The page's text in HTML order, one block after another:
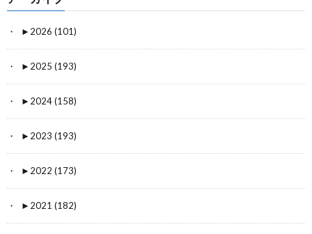
► 2026 (101)
► 2025 (193)
► 2024 (158)
► 2023 (193)
► 2022 (173)
► 2021 (182)